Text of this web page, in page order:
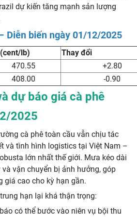
dự kiến tăng mạnh sản lượng
Diễn biến ngày 01/12/2025
lb)
Thay đổi
470.55
+2.80
408.00 -0.90
dự báo giá cà phê
2025
cà phê toàn cầu vẫn chịu tác
và tình hình logistics tại Việt Nam –
lớn nhất thế giới. Mưa kéo dài
vận chuyển bị ảnh hưởng, góp
giá cao cho kỳ hạn gần.
hạn lại khá thận trọng:
có thể bước vào niên vụ bội thu